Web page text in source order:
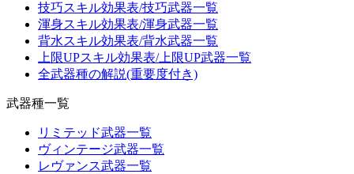
技巧スキル効果表/技巧武器一覧
渾身スキル効果表/渾身武器一覧
背水スキル効果表/背水武器一覧
上限UPスキル効果表/上限UP武器一覧
全武器種の解説(重要度付き)
武器種一覧
リミテッド武器一覧
ヴィンテージ武器一覧
レヴァンス武器一覧